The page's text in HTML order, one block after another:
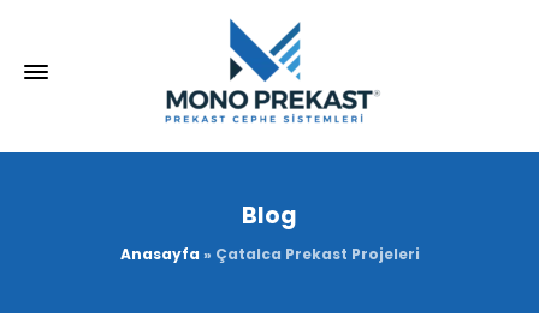
Blog
Anasayfa » Çatalca Prekast Projeleri